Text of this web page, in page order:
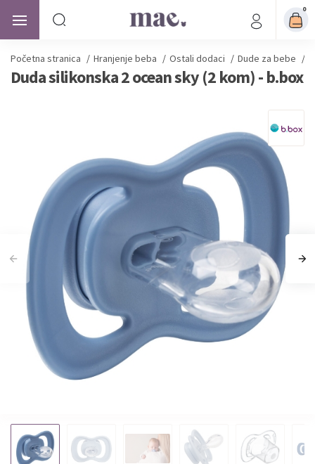
0
Početna stranica / Hranjenje beba / Ostali dodaci / Dude za bebe /
Duda silikonska 2 ocean sky (2 kom) - b.box